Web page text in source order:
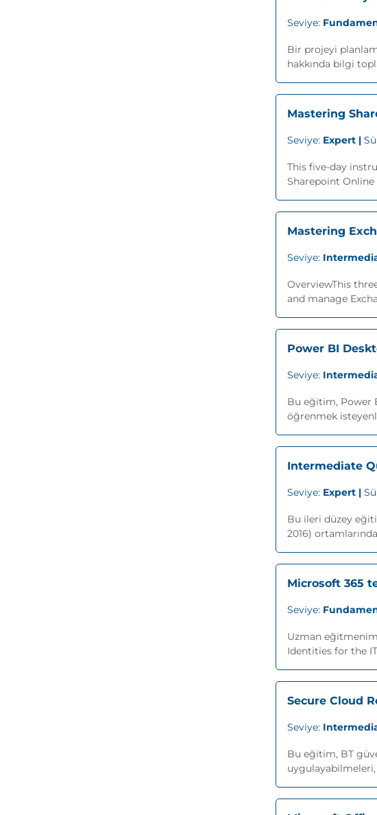
Seviye:
Bir projeyi
hakkında bilgi
Mastering
Seviye: Expert |
This five-day
Sharepoint
Mastering
Seviye:
OverviewThis
and manage
Power BI
Seviye:
Bu eğitim, Power
öğrenmek
Intermediate
Seviye: Expert |
Bu ileri düzey
2016)
Microsoft 365
Seviye:
Uzman
Identities for the
Secure Cloud
Seviye:
Bu eğitim, BT